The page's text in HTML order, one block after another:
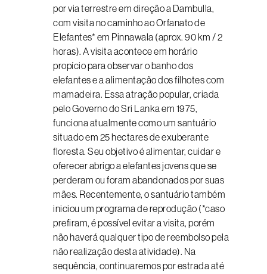
por via terrestre em direção a Dambulla,
com visita no caminho ao Orfanato de
Elefantes* em Pinnawala (aprox. 90 km / 2
horas). A visita acontece em horário
propício para observar o banho dos
elefantes e a alimentação dos filhotes com
mamadeira. Essa atração popular, criada
pelo Governo do Sri Lanka em 1975,
funciona atualmente como um santuário
situado em 25 hectares de exuberante
floresta. Seu objetivo é alimentar, cuidar e
oferecer abrigo a elefantes jovens que se
perderam ou foram abandonados por suas
mães. Recentemente, o santuário também
iniciou um programa de reprodução (*caso
prefiram, é possível evitar a visita, porém
não haverá qualquer tipo de reembolso pela
não realização desta atividade). Na
sequência, continuaremos por estrada até